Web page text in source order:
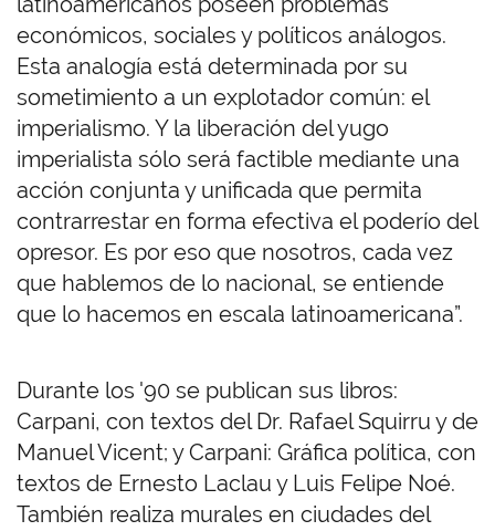
económicos, sociales y políticos análogos.
Esta analogía está determinada por su
sometimiento a un explotador común: el
imperialismo. Y la liberación del yugo
imperialista sólo será factible mediante una
acción conjunta y unificada que permita
contrarrestar en forma efectiva el poderío del
opresor. Es por eso que nosotros, cada vez
que hablemos de lo nacional, se entiende
que lo hacemos en escala latinoamericana”.
Durante los '90 se publican sus libros:
Carpani, con textos del Dr. Rafael Squirru y de
Manuel Vicent; y Carpani: Gráfica política, con
textos de Ernesto Laclau y Luis Felipe Noé.
También realiza murales en ciudades del